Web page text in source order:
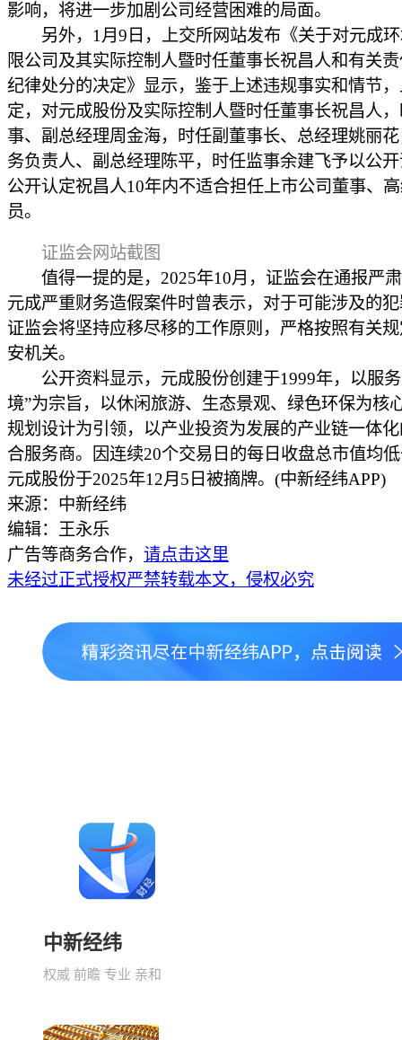
影响，将进一步加剧公司经营困难的局面。
另外，1月9日，上交所网站发布《关于对元成环
限公司及其实际控制人暨时任董事长祝昌人和有关
纪律处分的决定》显示，鉴于上述违规事实和情节
定，对元成股份及实际控制人暨时任董事长祝昌人
事、副总经理周金海，时任副董事长、总经理姚丽
务负责人、副总经理陈平，时任监事余建飞予以公
公开认定祝昌人10年内不适合担任上市公司董事、
员。
证监会网站截图
值得一提的是，2025年10月，证监会在通报严
元成严重财务造假案件时曾表示，对于可能涉及的
证监会将坚持应移尽移的工作原则，严格按照有关
安机关。
公开资料显示，元成股份创建于1999年，以服务
境”为宗旨，以休闲旅游、生态景观、绿色环保为核
规划设计为引领，以产业投资为发展的产业链一体
合服务商。因连续20个交易日的每日收盘总市值均
元成股份于2025年12月5日被摘牌。(中新经纬APP)
来源：中新经纬
编辑：王永乐
广告等商务合作， 请点击这里
未经过正式授权严禁转载本文，侵权必究
中新经纬
权威 前瞻 专业 亲和